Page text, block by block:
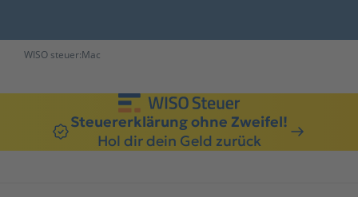
WISO steuer:Mac
Steuererklärung ohne Zweifel!
Hol dir dein Geld zurück